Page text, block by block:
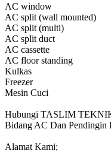
AC window
AC split (wall mounted)
AC split (multi)
AC split duct
AC cassette
AC floor standing
Kulkas
Freezer
Mesin Cuci
Hubungi TASLIM
Bidang AC Dan
Alamat Kami;